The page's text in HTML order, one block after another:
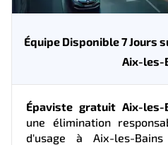
Équipe Disponible 7 Jours
Aix-les-
Épaviste gratuit Aix-les-
une élimination
d'usage à Aix-les-